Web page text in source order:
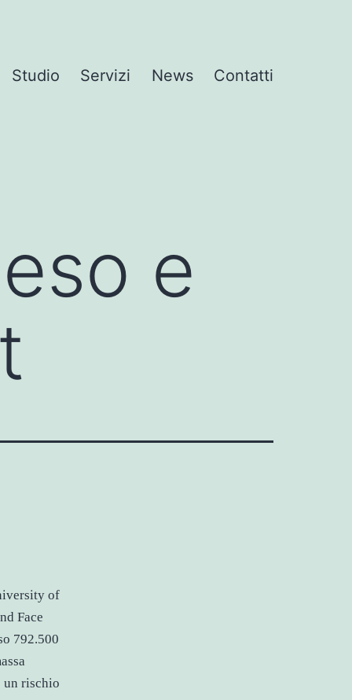
Studio Servizi News Contatti
e
of
Face
792.500
un rischio